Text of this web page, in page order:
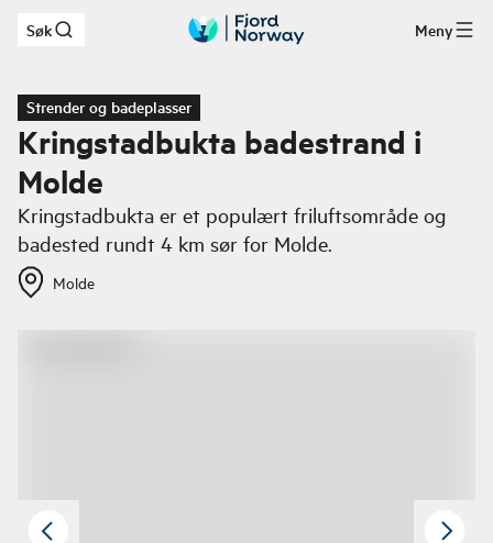
Hopp til hovedinnhold
Søk Meny
Strender og badeplasser
Kringstadbukta badestrand i
Molde
Kringstadbukta er et populært friluftsområde og
badested rundt 4 km sør for Molde.
Molde